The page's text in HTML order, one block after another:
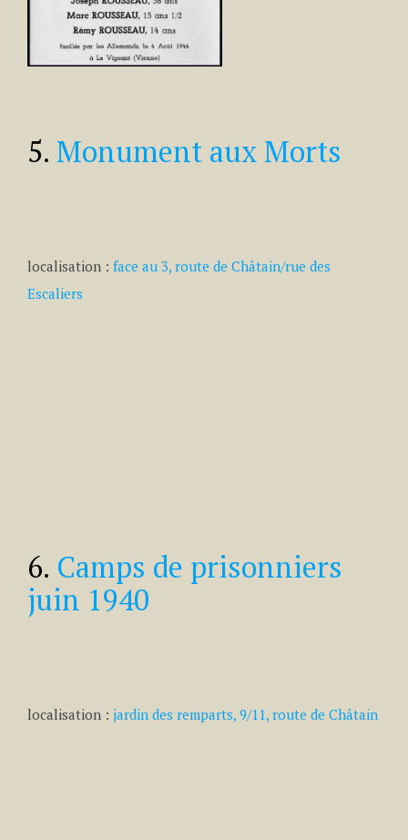
5. Monument aux Morts
localisation : face au 3, route de Châtain/rue des
Escaliers
6. Camps de prisonniers
juin 1940
localisation : jardin des remparts, 9/11, route de Châtain